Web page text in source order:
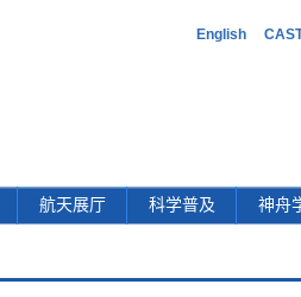
English
航天展厅 科学普及 神舟